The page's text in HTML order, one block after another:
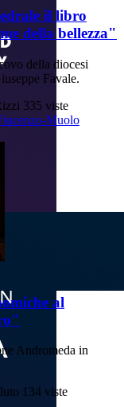
il libro
della bellezza"
della diocesi
Favale.
335 viste
Muolo
al
Andromeda in
134 viste